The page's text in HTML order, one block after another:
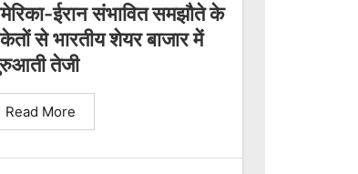
ईरान संभावित समझौते के
से भारतीय शेयर बाजार में
तेजी
Read More